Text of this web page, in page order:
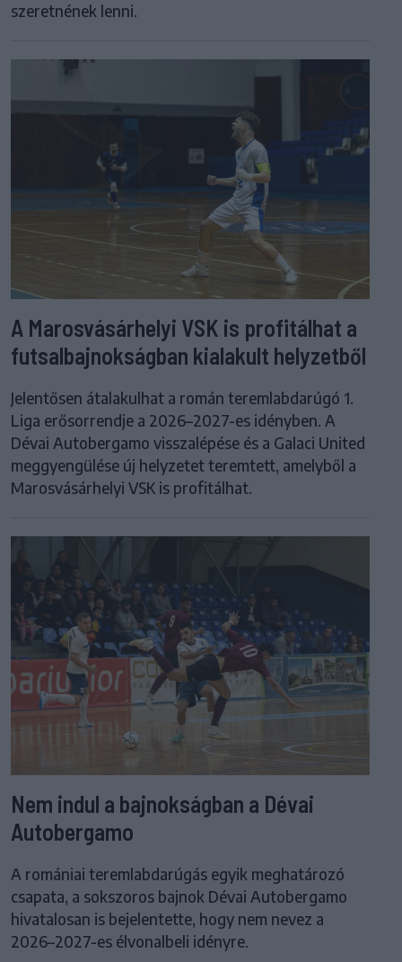
szeretnének lenni.
A Marosvásárhelyi VSK is profitálhat a
futsalbajnokságban kialakult helyzetből
Jelentősen átalakulhat a román teremlabdarúgó 1.
Liga erősorrendje a 2026–2027-es idényben. A
Dévai Autobergamo visszalépése és a Galaci United
meggyengülése új helyzetet teremtett, amelyből a
Marosvásárhelyi VSK is profitálhat.
Nem indul a bajnokságban a Dévai
Autobergamo
A romániai teremlabdarúgás egyik meghatározó
csapata, a sokszoros bajnok Dévai Autobergamo
hivatalosan is bejelentette, hogy nem nevez a
2026–2027-es élvonalbeli idényre.